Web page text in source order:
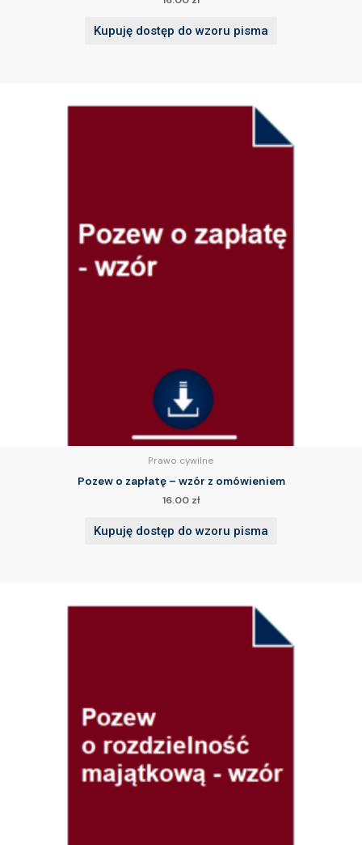
Kupuję dostęp do wzoru pisma
Prawo cywilne
Pozew o zapłatę – wzór z omówieniem
16.00 zł
Kupuję dostęp do wzoru pisma